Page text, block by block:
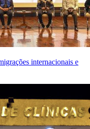
internacionais e